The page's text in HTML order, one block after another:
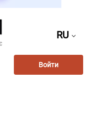
RU
Войти